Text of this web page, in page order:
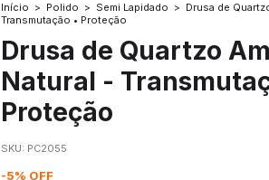
Início > Polido > Semi Lapidado > Drusa de
Transmutação • Proteção
Drusa de Quartzo
Natural -
Proteção
SKU: PC2055
-5% OFF